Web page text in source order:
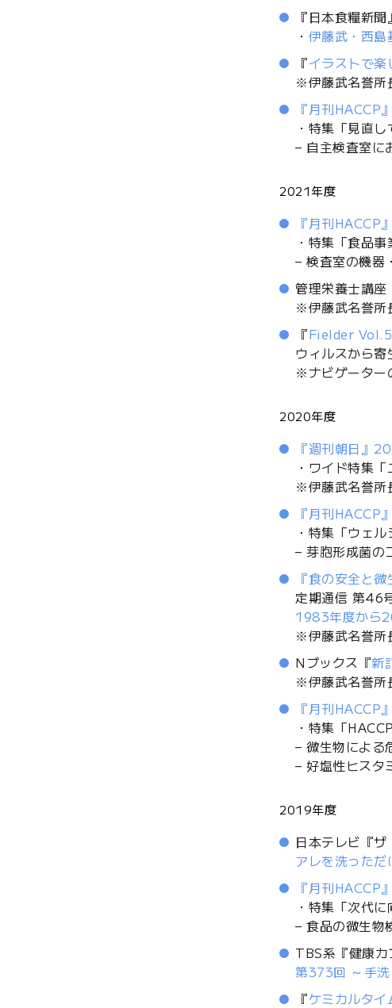
『日本食糧新
・ 伊藤武・西島
『イラストで
※伊藤武名誉所
『月刊HACCP
・特集「見直
– 自主検査室
2021年度
『月刊
・特集「食品
– 検査室の機
管理栄養士講座
※伊藤武名誉所
『Fielder
ウィルスから
※ナビゲーター
2020年度
『週刊朝日』
・ワイド特集
※伊藤武名誉所
『月刊
・特集「ウェ
– 芽胞形成菌
『食の安全と
定期通信 第
1983年度から
※伊藤武名誉所
Nブックス『新
※伊藤武名誉所
『月刊HACCP
・特集「
– 微生物によ
– 好塩性ヒス
2019年度
日本テレビ『
アレを洗った
『月刊
・特集「次代
– 食品の微生
TBS系『健康
第373回 ～手
『ケミカルタイ